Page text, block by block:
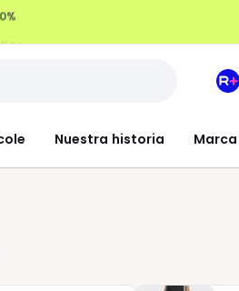
Nuestra historia
Mi